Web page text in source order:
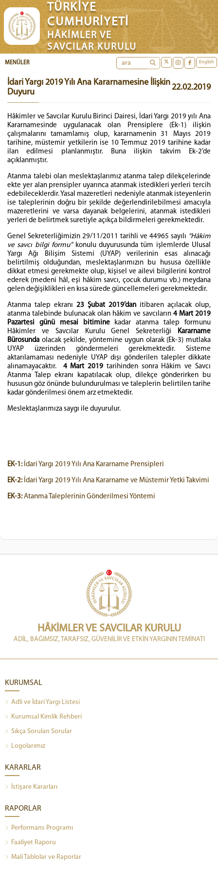
TÜRKİYE
CUMHURİYETİ
HÂKİMLER VE
SAVCILAR KURULU
English
MENÜLER
İdari Yargı 2019 Yılı Ana Kararnamesine İlişkin
Duyuru
22.02.2019
Hâkimler ve Savcılar Kurulu Birinci Dairesi, İdari Yargı 2019 yılı Ana
Kararnamesinde uygulanacak olan Prensiplere (Ek-1) ilişkin
çalışmalarını tamamlamış olup, kararnamenin 31 Mayıs 2019
tarihine, müstemir yetkilerin ise 10 Temmuz 2019 tarihine kadar
ilan edilmesi planlanmıştır. Buna ilişkin takvim Ek-2’de
açıklanmıştır.
Atanma talebi olan meslektaşlarımız atanma talep dilekçelerinde
ekte yer alan prensipler uyarınca atanmak istedikleri yerleri tercih
edebileceklerdir. Yasal mazeretleri nedeniyle atanmak isteyenlerin
ise taleplerinin doğru bir şekilde değerlendirilebilmesi amacıyla
mazeretlerini ve varsa dayanak belgelerini, atanmak istedikleri
yerleri de belirtmek suretiyle açıkça bildirmeleri gerekmektedir.
Genel Sekreterliğimizin 29/11/2011 tarihli ve 44965 sayılı “Hâkim
ve savcı bilgi formu”konulu duyurusunda tüm işlemlerde Ulusal
Yargı Ağı Bilişim Sistemi (UYAP) verilerinin esas alınacağı
belirtilmiş olduğundan, meslektaşlarımızın bu hususa özellikle
dikkat etmesi gerekmekte olup, kişisel ve ailevi bilgilerini kontrol
ederek (medeni hâl, eşi hâkim savcı, çocuk durumu vb.) meydana
gelen değişiklikleri en kısa sürede güncellemeleri gerekmektedir.
Atanma talep ekranı 23 Şubat 2019’dan itibaren açılacak olup,
atanma talebinde bulunacak olan hâkim ve savcıların 4 Mart 2019
Pazartesi günü mesai bitiminekadar atanma talep formunu
Hâkimler ve Savcılar Kurulu Genel Sekreterliği Kararname
Bürosunda olacak şekilde, yöntemine uygun olarak (Ek-3) mutlaka
UYAP üzerinden göndermeleri gerekmektedir. Sisteme
aktarılamaması nedeniyle UYAP dışı gönderilen talepler dikkate
alınamayacaktır. 4 Mart 2019 tarihinden sonra Hâkim ve Savcı
Atanma Talep ekranı kapatılacak olup, dilekçe gönderirken bu
hususun göz önünde bulundurulması ve taleplerin belirtilen tarihe
kadar gönderilmesi önem arz etmektedir.
Meslektaşlarımıza saygı ile duyurulur.
EK-1: İdari Yargı 2019 Yılı Ana Kararname Prensipleri
EK-2: İdari Yargı 2019 Yılı Ana Kararname ve Müstemir Yetki Takvimi
EK-3: Atanma Taleplerinin Gönderilmesi Yöntemi
HÂKİMLER VE SAVCILAR KURULU
ADİL, BAĞIMSIZ, TARAFSIZ, GÜVENİLİR VE ETKİN YARGININ TEMİNATI
KURUMSAL
Adli ve İdari Yargı Listesi
Kurumsal Kimlik Rehberi
Sıkça Sorulan Sorular
Logolarımız
KARARLAR
İstişare Kararları
RAPORLAR
Performans Programı
Faaliyet Raporu
Mali Tablolar ve Raporlar